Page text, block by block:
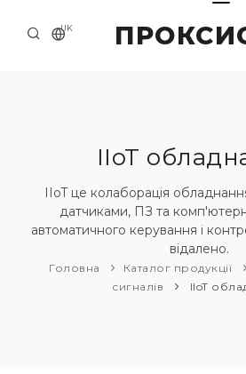
UK
ПРИКЛАДИ ТА РІШЕННЯ
КАТАЛОГ ПРОДУКЦІЇ
IIoT
IIoT це колаборація
датчиками, ПЗ та
автоматичного керування і
відалено.
Головна Каталог продукції
сигналів
IIoT